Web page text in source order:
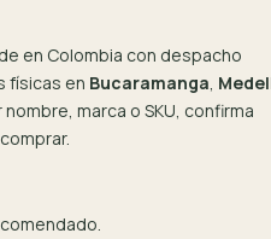
en Colombia con despacho
físicas en Bucaramanga,
marca o SKU, confirma